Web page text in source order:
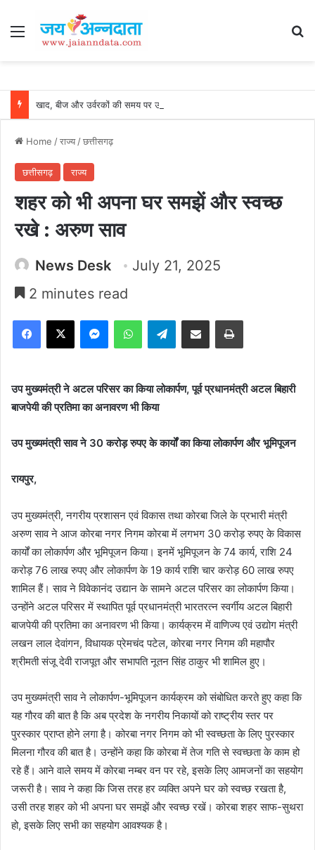
Menu
Home /राज्य/छत्तीसगढ़
छत्तीसगढ़ राज्य
शहर को भी अपना घर समझें और स्वच्छ
रखे : अरुण साव
News Desk
July 21, 2025
2 minutes read
Facebook
X MessengerWhatsAppTelegramShare via Email Print
उप मुख्यमंत्री ने अटल परिसर का किया लोकार्पण, पूर्व प्रधानमंत्री अटल बिहारी
बाजपेयी की प्रतिमा का अनावरण भी किया
उप मुख्यमंत्री साव ने 30 करोड़ रुपए के कार्यों का किया लोकार्पण और भूमिपूजन
रायपुर,
उप मुख्यमंत्री, नगरीय प्रशासन एवं विकास तथा कोरबा जिले के प्रभारी मंत्री
अरुण साव ने आज कोरबा नगर निगम कोरबा में लगभग 30 करोड़ रुपए के विकास
कार्यों का लोकार्पण और भूमिपूजन किया। इनमें भूमिपूजन के 74 कार्य, राशि 24
करोड़ 76 लाख रुपए और लोकार्पण के 19 कार्य राशि चार करोड़ 60 लाख रुपए
शामिल हैं। साव ने विवेकानंद उद्यान के सामने अटल परिसर का लोकार्पण किया।
उन्होंने अटल परिसर में स्थापित पूर्व प्रधानमंत्री भारतरत्न स्वर्गीय अटल बिहारी
बाजपेयी की प्रतिमा का अनावरण भी किया। कार्यक्रम में वाणिज्य एवं उद्योग मंत्री
लखन लाल देवांगन, विधायक प्रेमचंद पटेल, कोरबा नगर निगम की महापौर
श्रीमती संजू देवी राजपूत और सभापति नूतन सिंह ठाकुर भी शामिल हुए।
उप मुख्यमंत्री साव ने लोकार्पण-भूमिपूजन कार्यक्रम को संबोधित करते हुए कहा कि
यह गौरव की बात है कि अब प्रदेश के नगरीय निकायों को राष्ट्रीय स्तर पर
पुरस्कार प्राप्त होने लगा है। कोरबा नगर निगम को भी स्वच्छता के लिए पुरस्कार
मिलना गौरव की बात है। उन्होंने कहा कि कोरबा में तेज गति से स्वच्छता के काम हो
रहे हैं। आने वाले समय में कोरबा नम्बर वन पर रहे, इसके लिए आमजनों का सहयोग
जरूरी है। साव ने कहा कि जिस तरह हर व्यक्ति अपने घर को स्वच्छ रखता है,
उसी तरह शहर को भी अपना घर समझें और स्वच्छ रखें। कोरबा शहर साफ-सुथरा
हो, इसके लिए सभी का सहयोग आवश्यक है।